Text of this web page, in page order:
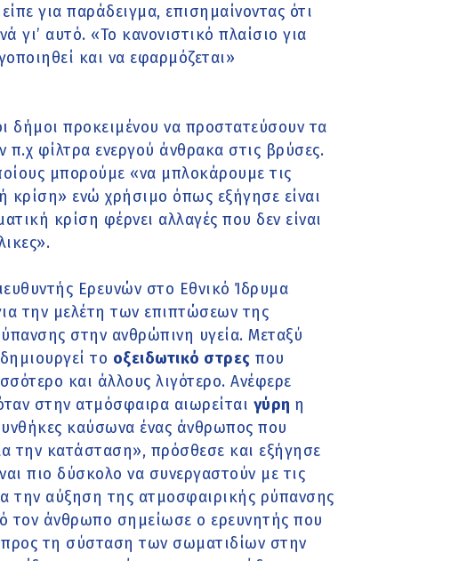
για παράδειγμα, επισημαίνοντας ότι
γι’ αυτό. «Το κανονιστικό πλαίσιο για
και να εφαρμόζεται»
δήμοι προκειμένου να προστατεύσουν τα
φίλτρα ενεργού άνθρακα στις βρύσες.
μπορούμε «να μπλοκάρουμε τις
κρίση» ενώ χρήσιμο όπως εξήγησε είναι
κρίση φέρνει αλλαγές που δεν είναι
Ερευνών στο Εθνικό Ίδρυμα
την μελέτη των επιπτώσεων της
στην ανθρώπινη υγεία. Μεταξύ
δημιουργεί το οξειδωτικό στρες που
και άλλους λιγότερο. Ανέφερε
στην ατμόσφαιρα αιωρείται γύρη η
καύσωνα ένας άνθρωπος που
την κατάσταση», πρόσθεσε και εξήγησε
πιο δύσκολο να συνεργαστούν με τις
την αύξηση της ατμοσφαιρικής ρύπανσης
τον άνθρωπο σημείωσε ο ερευνητής που
τη σύσταση των σωματιδίων στην